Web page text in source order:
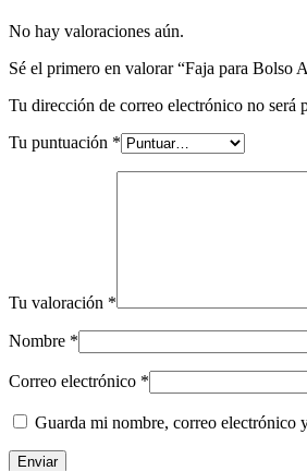
No hay valoraciones aún.
Sé el primero en valorar “Faja para Bolso
Tu dirección de correo electrónico no será
Tu puntuación *
Tu valoración *
Nombre *
Correo electrónico *
Guarda mi nombre, correo electrónico